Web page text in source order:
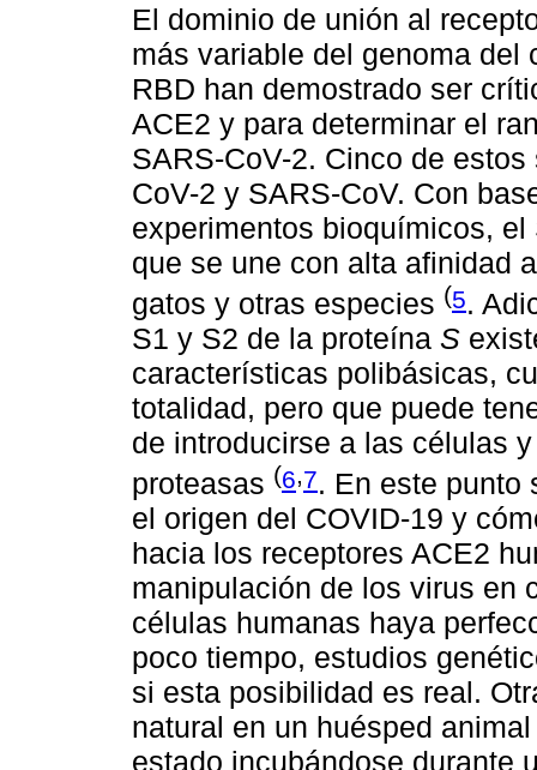
El dominio de unión al
más variable del genoma del
RBD han demostrado ser
ACE2 y para determinar el
SARS-CoV-2. Cinco de
CoV-2 y SARS-CoV. Con
experimentos bioquímicos,
que se une con alta afinidad
gatos y otras especies (5.
S1 y S2 de la proteína S
características polibásicas,
totalidad, pero que puede
de introducirse a las células
proteasas (6,7. En este punto
el origen del COVID-19 y
hacia los receptores ACE2
manipulación de los virus en
células humanas haya
poco tiempo, estudios
si esta posibilidad es real.
natural en un huésped
estado incubándose durante